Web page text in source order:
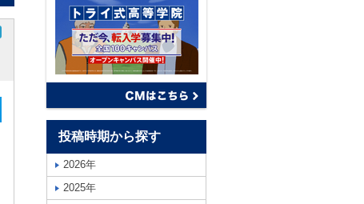
投稿時期から探す
2026年
2025年